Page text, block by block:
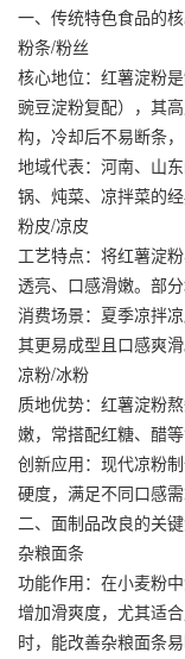
一、传统特色食品的
粉条/粉丝
核心地位： 红薯淀粉
豌豆淀粉复配），其
构，冷却后不易断条，
地域代表：河南、山
锅、炖菜、凉拌菜的经
粉皮/凉皮
工艺特点：将红薯淀
透亮、口感滑嫩。部
消费场景：夏季凉拌
其更易成型且口感爽滑
凉粉/冰粉
质地优势：红薯淀粉
嫩，常搭配红糖、醋
创新应用：现代凉粉
硬度，满足不同口感需
二、面制品改良的关
杂粮面条
功能作用：在小麦粉
增加滑爽度，尤其适
时，能改善杂粮面条易